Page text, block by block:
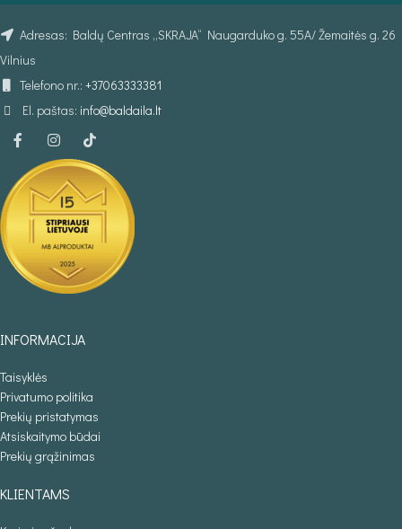
Adresas: Baldų Centras „SKRAJA“ Naugarduko g. 55A/ Žemaitės g. 26
Vilnius
Telefono nr.: +37063333381
El. paštas: info@baldaila.lt
INFORMACIJA
Taisyklės
Privatumo politika
Prekių pristatymas
Atsiskaitymo būdai
Prekių grąžinimas
KLIENTAMS